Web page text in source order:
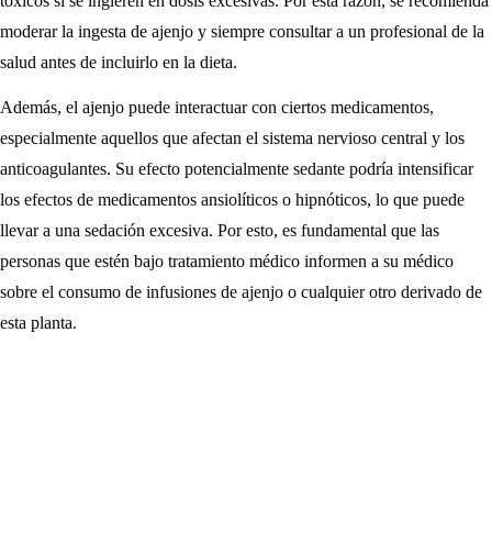
moderar la ingesta de ajenjo y siempre consultar a un profesional de la
salud antes de incluirlo en la dieta.
Además, el ajenjo puede interactuar con ciertos medicamentos,
especialmente aquellos que afectan el sistema nervioso central y los
anticoagulantes. Su efecto potencialmente sedante podría intensificar
los efectos de medicamentos ansiolíticos o hipnóticos, lo que puede
llevar a una sedación excesiva. Por esto, es fundamental que las
personas que estén bajo tratamiento médico informen a su médico
sobre el consumo de infusiones de ajenjo o cualquier otro derivado de
esta planta.